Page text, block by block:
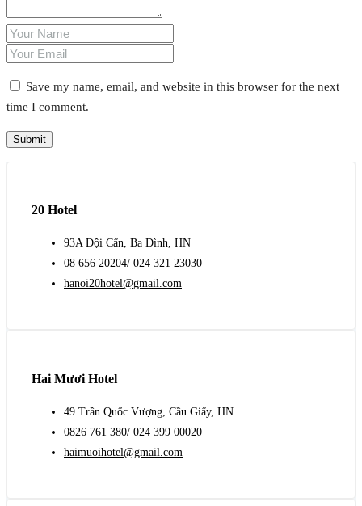
Save my name, email, and website in this browser for the next
time I comment.
20 Hotel
93A Đội Cấn, Ba Đình, HN
08 656 20204/ 024 321 23030
hanoi20hotel@gmail.com
Hai Mươi Hotel
49 Trần Quốc Vượng, Cầu Giấy, HN
0826 761 380/ 024 399 00020
haimuoihotel@gmail.com